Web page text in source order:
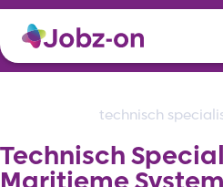
technisch
Technisch